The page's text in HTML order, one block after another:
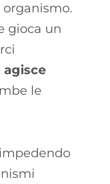
gioca un
agisce
le